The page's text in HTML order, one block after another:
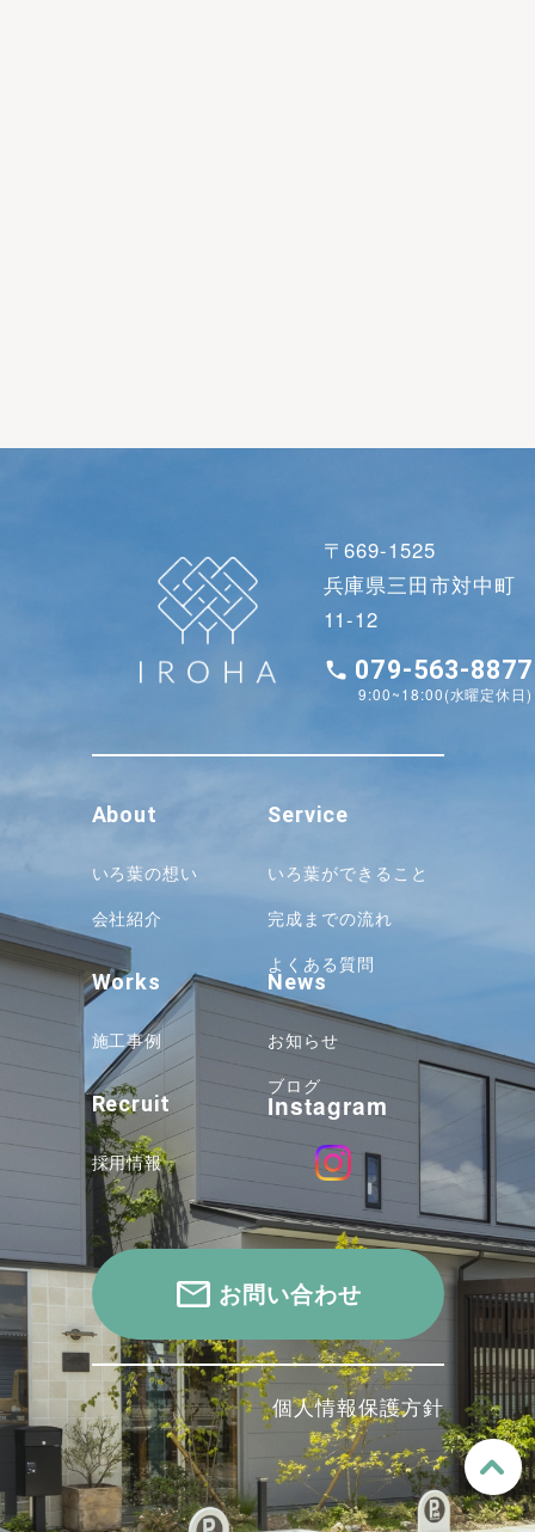
〒669-1525
兵庫県三田市対中町
11-12
079-563-8877
9:00~18:00(水曜定休日)
About
いろ葉の想い
会社紹介
Service
いろ葉ができること
完成までの流れ
よくある質問
Works
施工事例
News
お知らせ
ブログ
Recruit
採用情報
Instagram
お問い合わせ
個人情報保護方針